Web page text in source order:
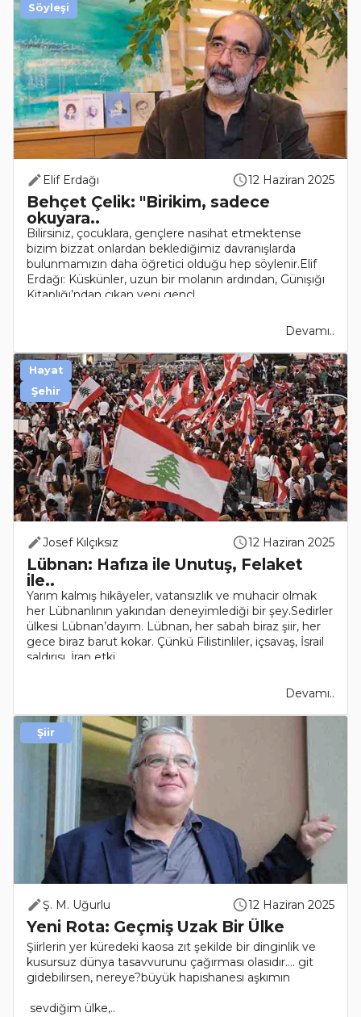
Elif Erdağı 12 Haziran 2025
Behçet Çelik: "Birikim, sadece
okuyara..
Bilirsiniz, çocuklara, gençlere nasihat etmektense
bizim bizzat onlardan beklediğimiz davranışlarda
bulunmamızın daha öğretici olduğu hep söylenir.Elif
Erdağı: Küskünler, uzun bir molanın ardından, Günışığı
Kitaplığı’ndan çıkan yeni gençl..
Devamı..
Söyleşi
Josef Kılçıksız 12 Haziran 2025
Lübnan: Hafıza ile Unutuş, Felaket
ile..
Yarım kalmış hikâyeler, vatansızlık ve muhacir olmak
her Lübnanlının yakından deneyimlediği bir şey.Sedirler
ülkesi Lübnan’dayım. Lübnan, her sabah biraz şiir, her
gece biraz barut kokar. Çünkü Filistinliler, içsavaş, İsrail
saldırısı, İran etki..
Devamı..
Hayat
Şehir
Ş. M. Uğurlu 12 Haziran 2025
Yeni Rota: Geçmiş Uzak Bir Ülke
Şiirlerin yer küredeki kaosa zıt şekilde bir dinginlik ve
kusursuz dünya tasavvurunu çağırması olasıdır.… git
gidebilirsen, nereye?büyük hapishanesi aşkımın
sevdiğim ülke,..
Şiir